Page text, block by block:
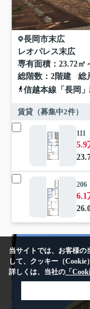
長岡市末広
レオパレス末広
専有面積
23.72㎡
総階数
2階建 総
信越本線 「 長岡
賃貸（募集中2件）
111
5.9
206
6.1
当サイトでは、お客様の
して、クッキー（
詳しくは、当社の 「